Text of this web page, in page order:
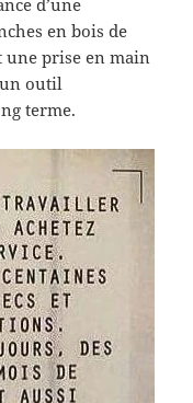
en bois de
prise en main
outil
terme.